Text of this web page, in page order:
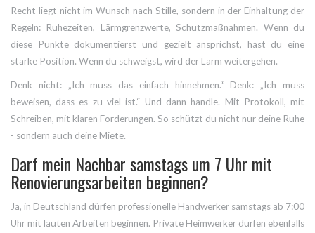
Recht liegt nicht im Wunsch nach Stille, sondern in der Einhaltung der
Regeln: Ruhezeiten, Lärmgrenzwerte, Schutzmaßnahmen. Wenn du
diese Punkte dokumentierst und gezielt ansprichst, hast du eine
starke Position. Wenn du schweigst, wird der Lärm weitergehen.
Denk nicht: „Ich muss das einfach hinnehmen.“ Denk: „Ich muss
beweisen, dass es zu viel ist.“ Und dann handle. Mit Protokoll, mit
Schreiben, mit klaren Forderungen. So schützt du nicht nur deine Ruhe
- sondern auch deine Miete.
Darf mein Nachbar samstags um 7 Uhr mit
Renovierungsarbeiten beginnen?
Ja, in Deutschland dürfen professionelle Handwerker samstags ab 7:00
Uhr mit lauten Arbeiten beginnen. Private Heimwerker dürfen ebenfalls